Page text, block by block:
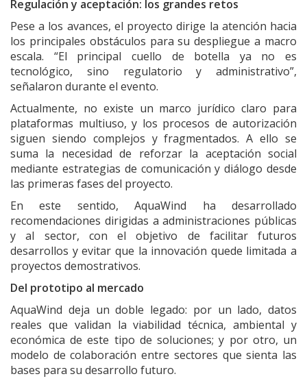
Regulación y aceptación: los grandes retos
Pese a los avances, el proyecto dirige la atención hacia
los principales obstáculos para su despliegue a macro
escala. “El principal cuello de botella ya no es
tecnológico, sino regulatorio y administrativo”,
señalaron durante el evento.
Actualmente, no existe un marco jurídico claro para
plataformas multiuso, y los procesos de autorización
siguen siendo complejos y fragmentados. A ello se
suma la necesidad de reforzar la aceptación social
mediante estrategias de comunicación y diálogo desde
las primeras fases del proyecto.
En este sentido, AquaWind ha desarrollado
recomendaciones dirigidas a administraciones públicas
y al sector, con el objetivo de facilitar futuros
desarrollos y evitar que la innovación quede limitada a
proyectos demostrativos.
Del prototipo al mercado
AquaWind deja un doble legado: por un lado, datos
reales que validan la viabilidad técnica, ambiental y
económica de este tipo de soluciones; y por otro, un
modelo de colaboración entre sectores que sienta las
bases para su desarrollo futuro.